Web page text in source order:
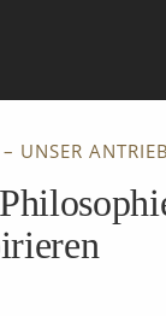
UNSER ANTRIEB